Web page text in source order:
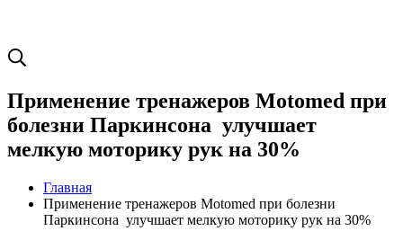
Применение тренажеров Motomed при
болезни Паркинсона улучшает
мелкую моторику рук на 30%
Главная
Применение тренажеров Motomed при болезни
Паркинсона улучшает мелкую моторику рук на 30%